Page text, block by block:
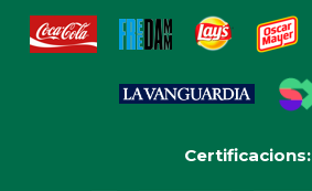
Certificacions: